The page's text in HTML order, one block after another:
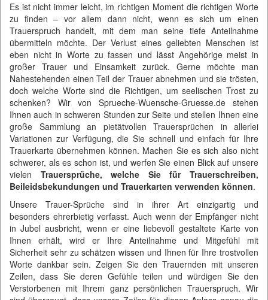
Es ist nicht immer leicht, im richtigen Moment die richtigen Worte
zu finden – vor allem dann nicht, wenn es sich um einen
Trauerspruch handelt, mit dem man seine tiefe Anteilnahme
übermitteln möchte. Der Verlust eines geliebten Menschen ist
eben nicht in Worte zu fassen und lässt Angehörige meist in
großer Trauer und Einsamkeit zurück. Gerne möchte man
Nahestehenden einen Teil der Trauer abnehmen und sie trösten,
doch welche Worte sind die Richtigen, um seelischen Trost zu
schenken? Wir von Sprueche-Wuensche-Gruesse.de stehen
Ihnen auch in schweren Stunden zur Seite und stellen Ihnen eine
große Sammlung an pietätvollen Trauersprüchen in allerlei
Variationen zur Verfügung, die Sie schnell und einfach für Ihre
Trauerkarte übernehmen können. Machen Sie es sich also nicht
schwerer, als es schon ist, und werfen Sie einen Blick auf unsere
vielen Trauersprüche, welche Sie für Trauerschreiben,
Beileidsbekundungen und Trauerkarten verwenden können.
Unsere Trauer-Sprüche sind in ihrer Art einzigartig und
besonders ehrerbietig verfasst. Auch wenn der Empfänger nicht
in Jubel ausbricht, wenn er eine liebevoll gestaltete Karte von
Ihnen erhält, wird er Ihre Anteilnahme und Mitgefühl mit
Sicherheit sehr zu schätzen wissen und Ihnen für Ihre trostvollen
Worte dankbar sein. Zeigen Sie den Trauernden mit unseren
Zeilen, dass Sie deren Gefühle teilen und würdigen Sie den
Verstorbenen mit Ihrem ganz persönlichen Trauerspruch. Wir